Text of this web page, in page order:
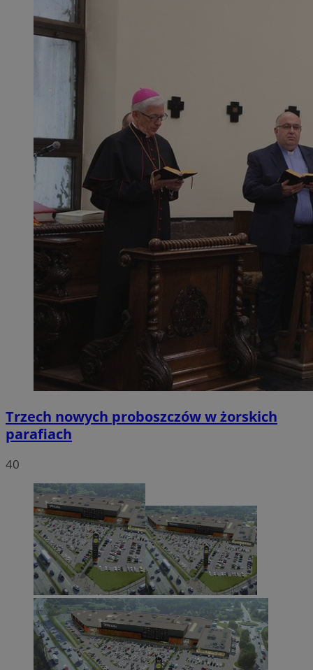
Trzech nowych proboszczów w żorskich
parafiach
40